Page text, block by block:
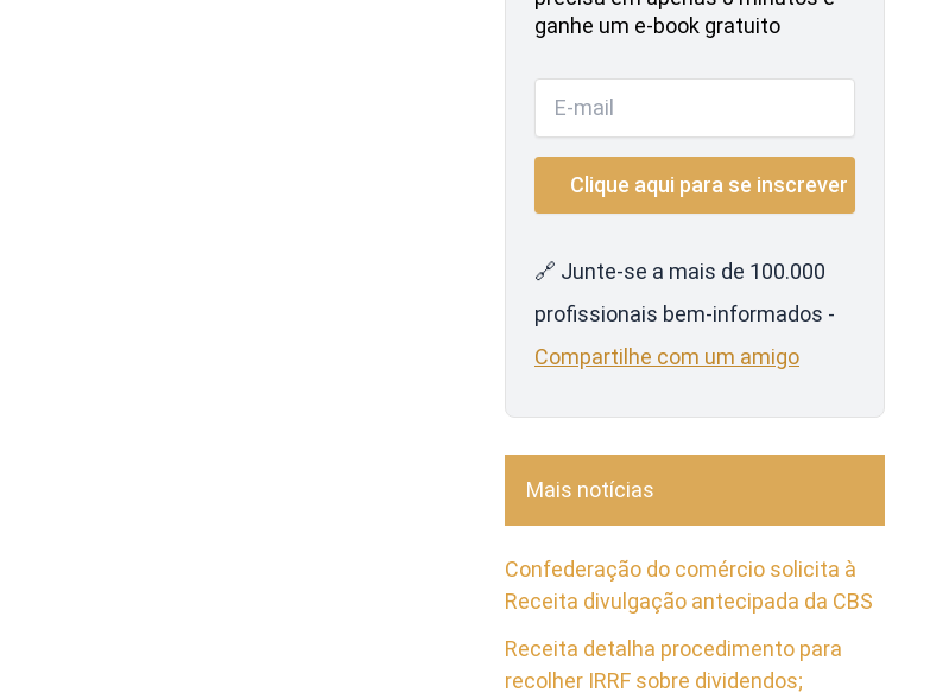
ganhe um e-book gratuito
🔗 Junte-se a mais de 100.000
profissionais bem-informados -
Compartilhe com um amigo
Mais notícias
Confederação do comércio solicita à
Receita divulgação antecipada da CBS
Receita detalha procedimento para
recolher IRRF sobre dividendos;